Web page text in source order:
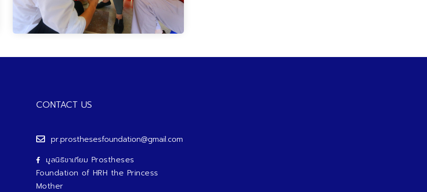
CONTACT US
pr.prosthesesfoundation@gmail.com
มูลนิธิขาเทียม Prostheses
Foundation of HRH the Princess
Mother